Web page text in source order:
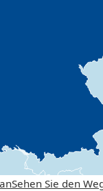
Sehen Sie den